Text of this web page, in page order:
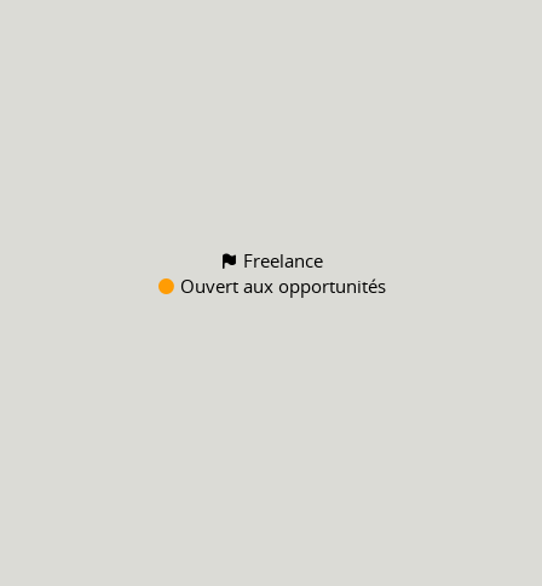
Freelance
Ouvert aux opportunités